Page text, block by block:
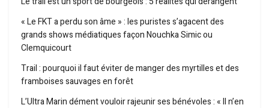
« Le FKT a perdu son âme » : les puristes s’agacent des
grands shows médiatiques façon Nouchka Simic ou
Clemquicourt
Trail : pourquoi il faut éviter de manger des myrtilles et des
framboises sauvages en forêt
L’Ultra Marin dément vouloir rajeunir ses bénévoles : « Il n’en